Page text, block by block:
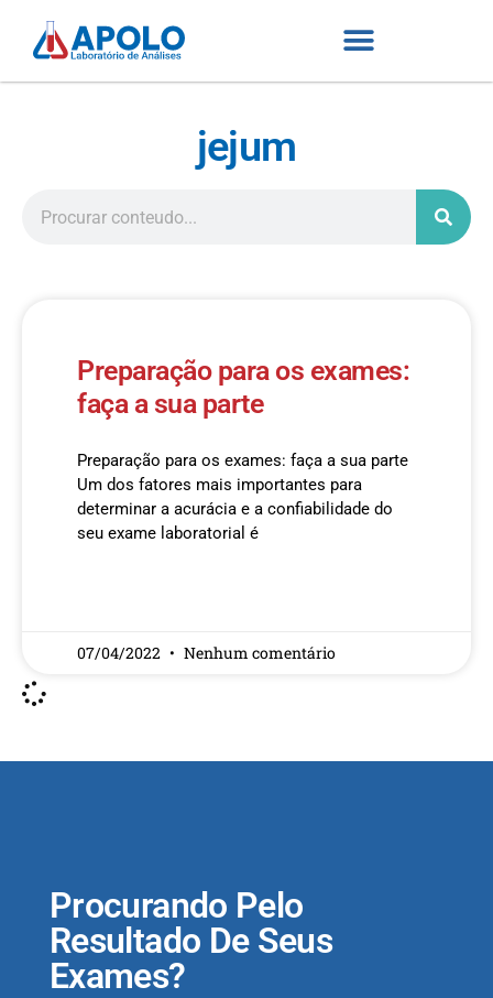
jejum
Preparação para os exames:
faça a sua parte
Preparação para os exames: faça a sua parte
Um dos fatores mais importantes para
determinar a acurácia e a confiabilidade do
seu exame laboratorial é
07/04/2022 Nenhum comentário
Procurando Pelo
Resultado De Seus
Exames?